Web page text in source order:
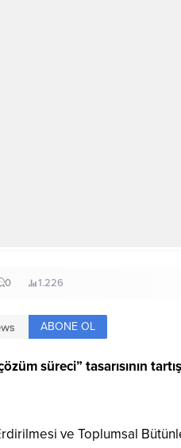
0 1.226
ABONE OL
süreci” tasarısının
ve Toplumsal